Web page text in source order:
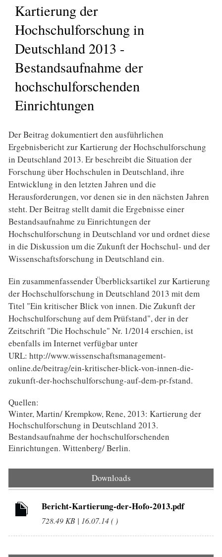
Kartierung der
Hochschulforschung in
Deutschland 2013 -
Bestandsaufnahme der
hochschulforschenden
Einrichtungen
Der Beitrag dokumentiert den ausführlichen
Ergebnisbericht zur Kartierung der Hochschulforschung
in Deutschland 2013. Er beschreibt die Situation der
Forschung über Hochschulen in Deutschland, ihre
Entwicklung in den letzten Jahren und die
Herausforderungen, vor denen sie in den nächsten Jahren
steht. Der Beitrag stellt damit die Ergebnisse einer
Bestandsaufnahme zu Einrichtungen der
Hochschulforschung in Deutschland vor und ordnet diese
in die Diskussion um die Zukunft der Hochschul- und der
Wissenschaftsforschung in Deutschland ein.
Ein zusammenfassender Überblicksartikel zur Kartierung
der Hochschulforschung in Deutschland 2013 mit dem
Titel "Ein kritischer Blick von innen. Die Zukunft der
Hochschulforschung auf dem Prüfstand", der in der
Zeitschrift "Die Hochschule" Nr. 1/2014 erschien, ist
ebenfalls im Internet verfügbar unter
URL: http://www.wissenschaftsmanagement-
online.de/beitrag/ein-kritischer-blick-von-innen-die-
zukunft-der-hochschulforschung-auf-dem-pr-fstand.
Quellen:
Winter, Martin/ Krempkow, Rene, 2013: Kartierung der
Hochschulforschung in Deutschland 2013.
Bestandsaufnahme der hochschulforschenden
Einrichtungen. Wittenberg/ Berlin.
Downloads
Bericht-Kartierung-der-Hofo-2013.pdf
728.49 KB | 16.07.14 ( )